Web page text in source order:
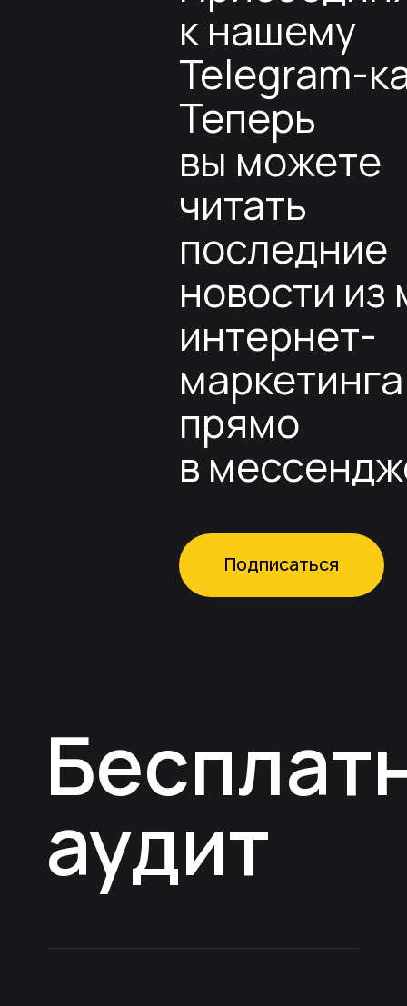
к нашему
Telegram-
Теперь
вы можете
читать
последние
новости из
интернет-
маркетинга
прямо
в
Подписаться
аудит